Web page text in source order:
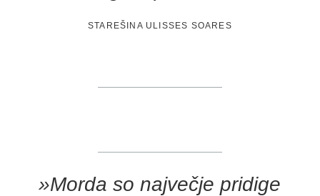
STAREŠINA ULISSES SOARES
»Morda so največje pridige